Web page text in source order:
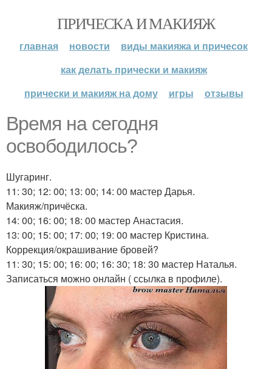
ПРИЧЕСКА И МАКИЯЖ
главная новости
виды макияжа и причесок
как делать прически и макияж
прически и макияж на дому
игры отзывы
Время на сегодня
освободилось?
Шугаринг.
11: 30; 12: 00; 13: 00; 14: 00 мастер Дарья.
Макияж/причёска.
14: 00; 16: 00; 18: 00 мастер Анастасия.
13: 00; 15: 00; 17: 00; 19: 00 мастер Кристина.
Коррекция/окрашивание бровей?
11: 30; 15: 00; 16: 00; 16: 30; 18: 30 мастер Наталья.
Записаться можно онлайн ( ссылка в профиле).